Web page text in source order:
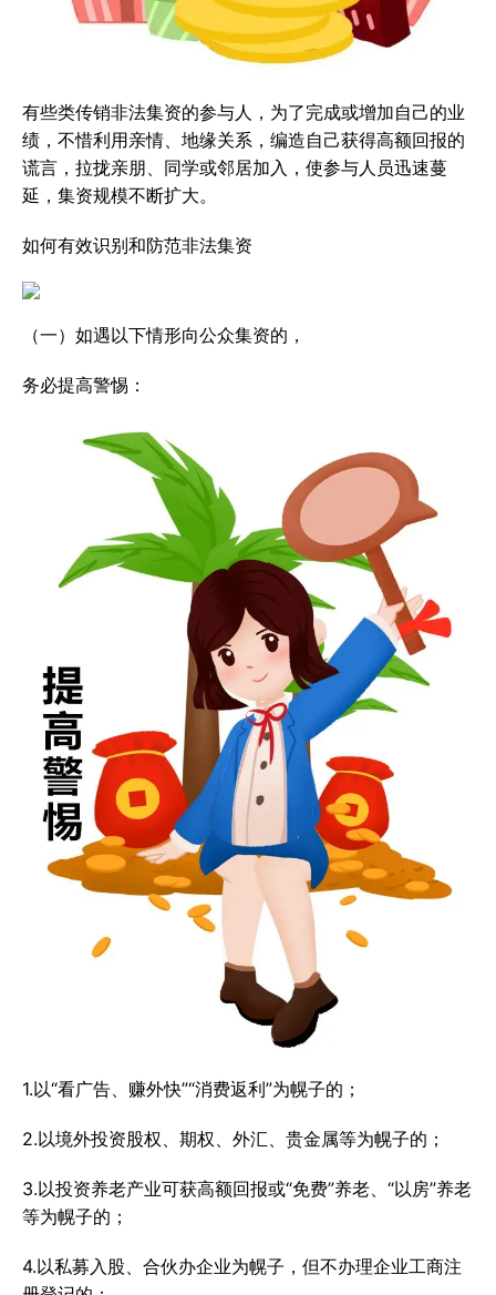
有些类传销非法集资的参与人，为了完成或增加自己的业
绩，不惜利用亲情、地缘关系，编造自己获得高额回报的
谎言，拉拢亲朋、同学或邻居加入，使参与人员迅速蔓
延，集资规模不断扩大。
如何有效识别和防范非法集资
（一）如遇以下情形向公众集资的，
务必提高警惕：
1.以“看广告、赚外快”“消费返利”为幌子的；
2.以境外投资股权、期权、外汇、贵金属等为幌子的；
3.以投资养老产业可获高额回报或“免费”养老、“以房”养老
等为幌子的；
4.以私募入股、合伙办企业为幌子，但不办理企业工商注